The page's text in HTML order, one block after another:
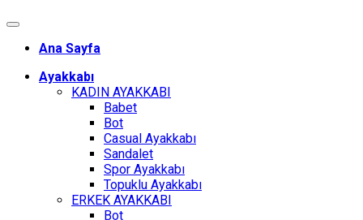
Ana Sayfa
Ayakkabı
KADIN AYAKKABI
Babet
Bot
Casual Ayakkabı
Sandalet
Spor Ayakkabı
Topuklu Ayakkabı
ERKEK AYAKKABI
Bot